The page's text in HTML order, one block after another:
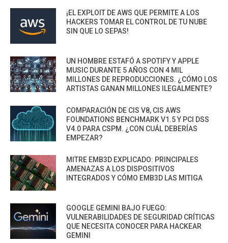
¡EL EXPLOIT DE AWS QUE PERMITE A LOS
HACKERS TOMAR EL CONTROL DE TU NUBE
SIN QUE LO SEPAS!
UN HOMBRE ESTAFÓ A SPOTIFY Y APPLE
MUSIC DURANTE 5 AÑOS CON 4 MIL
MILLONES DE REPRODUCCIONES. ¿CÓMO LOS
ARTISTAS GANAN MILLONES ILEGALMENTE?
COMPARACIÓN DE CIS V8, CIS AWS
FOUNDATIONS BENCHMARK V1.5 Y PCI DSS
V4.0 PARA CSPM. ¿CON CUÁL DEBERÍAS
EMPEZAR?
MITRE EMB3D EXPLICADO: PRINCIPALES
AMENAZAS A LOS DISPOSITIVOS
INTEGRADOS Y CÓMO EMB3D LAS MITIGA
GOOGLE GEMINI BAJO FUEGO:
VULNERABILIDADES DE SEGURIDAD CRÍTICAS
QUE NECESITA CONOCER PARA HACKEAR
GEMINI